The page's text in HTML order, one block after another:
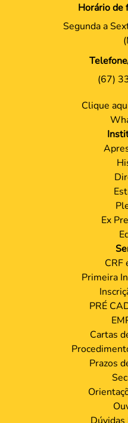
Horário de
Segunda a
(67)
Clique
Ex
CRF
Primeira
PRÉ
Cartas
Prazos de Processos